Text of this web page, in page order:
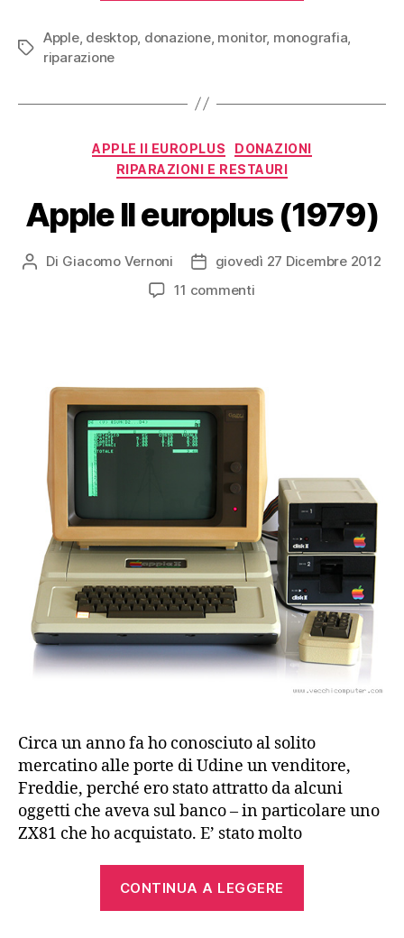
LC
475”
Tag
Apple, desktop, donazione, monitor, monografia
riparazione
Categorie
APPLE II EUROPLUS
DONAZIONI
RIPARAZIONI E RESTAURI
Apple II europlus (1979)
Autore
Di Giacomo Vernoni
Data
dell'articolo
giovedì 27 Dicembre 2012
11 commentisu
Circa un anno fa ho conosciuto al solito
mercatino alle porte di Udine un venditore,
Freddie, perché ero stato attratto da alcuni
oggetti che aveva sul banco – in particolare uno
ZX81 che ho acquistato. E’ stato molto
CONTINUA A LEGGERE